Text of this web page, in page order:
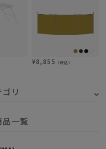
¥8,855 （税込）
リ
ワークス
一覧